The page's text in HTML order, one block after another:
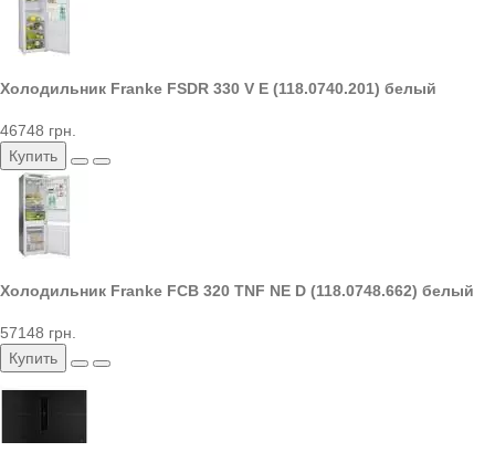
Холодильник Franke FSDR 330 V E (118.0740.201) белый
46748 грн.
Купить
Холодильник Franke FCB 320 TNF NE D (118.0748.662) белый
57148 грн.
Купить